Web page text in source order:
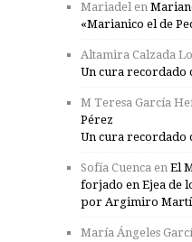
Mariadel en
«Marianico el de
Altamira Calzada
Un cura recordado
M Teresa García
Pérez
Un cura recordado
Sofía Cuenca en El
forjado en Ejea de
por Argimiro
María Ángeles